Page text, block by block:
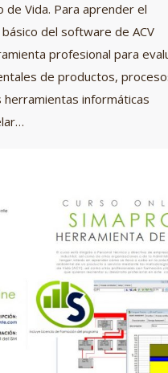
de Vida. Para aprender el
del software de ACV
profesional para
de productos,
herramientas informáticas